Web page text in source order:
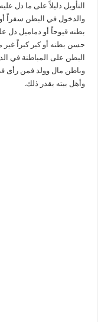
التأويل دليلاً على ما دل
والدخول في البطن سفراً
بطنه قيوحاً أو دماميل دل
حسن بطنه أو كبر كبراً غير
البطن على المباطنة في
وباطن مال وولد فمن رأى
وأهل بيته بقدر ذلك.